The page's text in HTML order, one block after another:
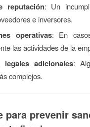
reputación: Un
e inversores.
operativas: En
las actividades de la
legales adicionales:
complejos.
para prevenir